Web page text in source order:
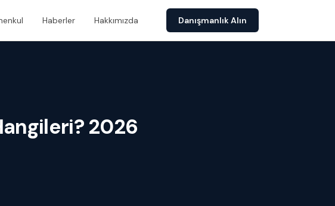
Haberler Hakkımızda Danışmanlık Alın
2026